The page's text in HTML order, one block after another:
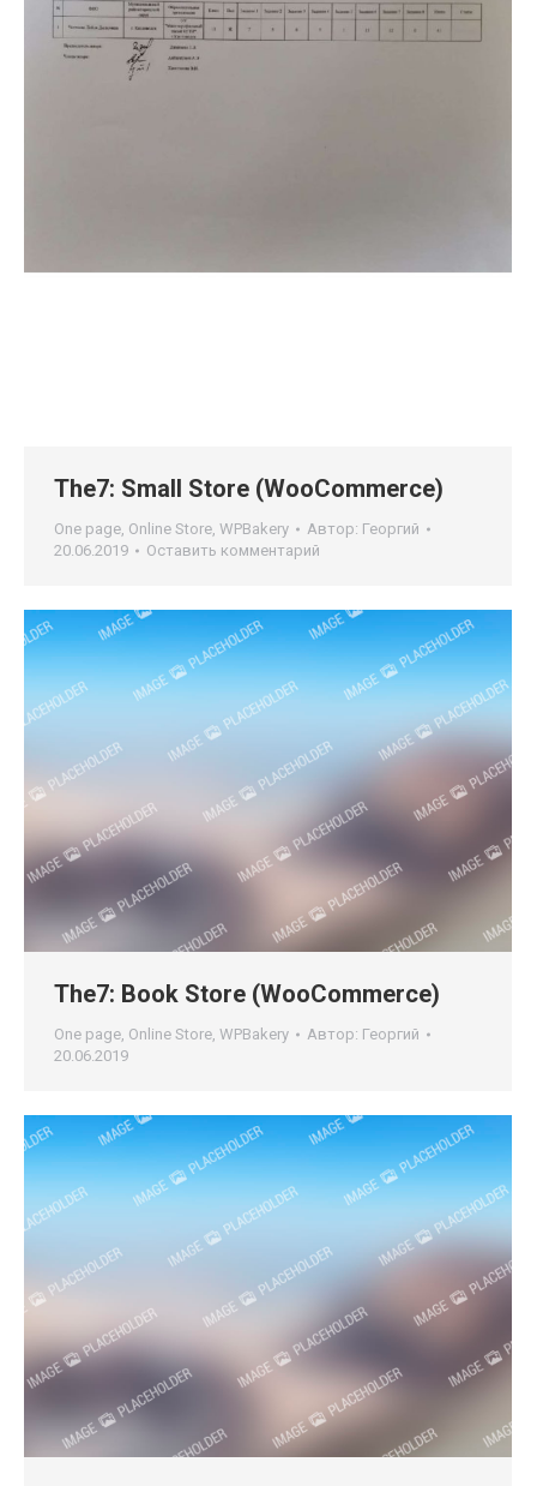
The7: Small Store (WooCommerce)
One page, Online Store, WPBakery Автор: Георгий
20.06.2019
Оставить комментарий
The7: Book Store (WooCommerce)
One page Online Store WPBakery Автор: Георгий
20.06.2019